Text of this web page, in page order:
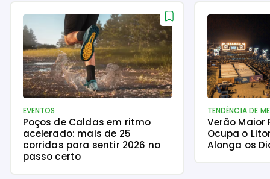
EVENTOS
Poços de Caldas em ritmo
acelerado: mais de 25
corridas para sentir 2026 no
passo certo
TENDÊNCIA DE
Verão Maior
Ocupa o
Alonga os